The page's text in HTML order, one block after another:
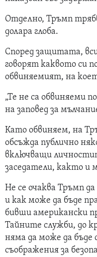
Отделно, Тръмп
долара глоба.
Според защитата,
говорят каквото си
обвиняемият, на
„Те не са обвиняеми
на заповед за
Като обвиняем, на
обсъжда публично
включващи
заседатели, както и
Не се очаква Тръмп
и как може да бъде
бивши американски
Тайните служби, до
няма да може да бъде
съображения за